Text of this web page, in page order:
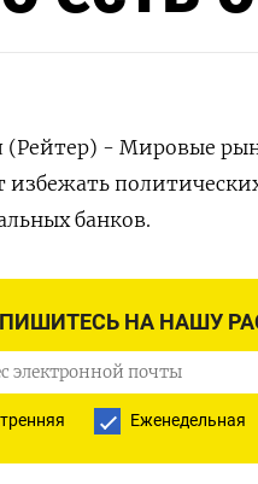
НА НАШУ
Еженедельная
(Рейтер) - Мировые
избежать
банков.
в верхнюю палату
последнее
критика
интерес вызовет и